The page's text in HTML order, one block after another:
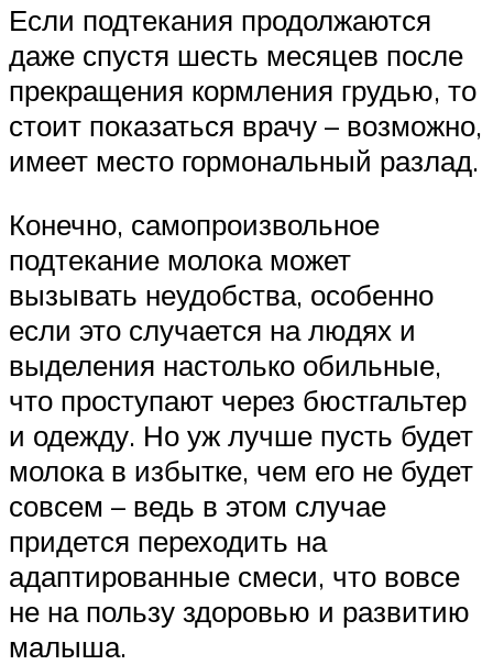
Если подтекания продолжаются
даже спустя шесть месяцев после
прекращения кормления грудью, то
стоит показаться врачу – возможно,
имеет место гормональный разлад.
Конечно, самопроизвольное
подтекание молока может
вызывать неудобства, особенно
если это случается на людях и
выделения настолько обильные,
что проступают через бюстгальтер
и одежду. Но уж лучше пусть будет
молока в избытке, чем его не будет
совсем – ведь в этом случае
придется переходить на
адаптированные смеси, что вовсе
не на пользу здоровью и развитию
малыша.